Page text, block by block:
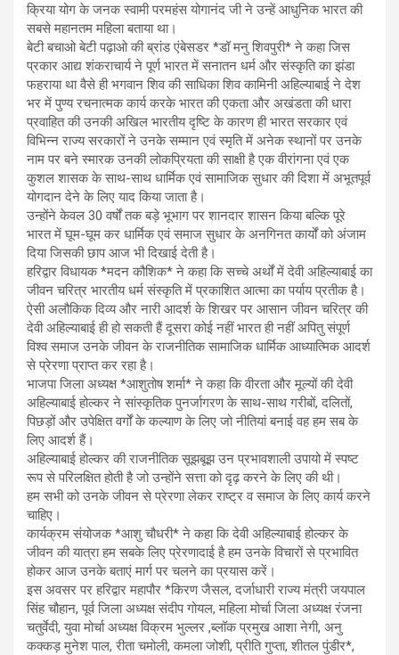
क्रिया योग के जनक स्वामी परमहंस योगानंद जी ने उन्हें आधुनिक भारत की
सबसे महानतम महिला बताया था।
बेटी बचाओ बेटी पढ़ाओ की ब्रांड एंबेसडर *डॉ मनु शिवपुरी* ने कहा जिस
प्रकार आद्य शंकराचार्य ने पूर्ण भारत में सनातन धर्म और संस्कृति का झंडा
फहराया था वैसे ही भगवान शिव की साधिका शिव कामिनी अहिल्याबाई ने देश
भर में पुण्य रचनात्मक कार्य करके भारत की एकता और अखंडता की धारा
प्रवाहित की उनकी अखिल भारतीय दृष्टि के कारण ही भारत सरकार एवं
विभिन्न राज्य सरकारों ने उनके सम्मान एवं स्मृति में अनेक स्थानों पर उनके
नाम पर बने स्मारक उनकी लोकप्रियता की साक्षी है एक वीरांगना एवं एक
कुशल शासक के साथ-साथ धार्मिक एवं सामाजिक सुधार की दिशा में अभूतपूर्व
योगदान देने के लिए याद किया जाता है।
उन्होंने केवल 30 वर्षों तक बड़े भूभाग पर शानदार शासन किया बल्कि पूरे
भारत में घूम-घूम कर धार्मिक एवं समाज सुधार के अनगिनत कार्यों को अंजाम
दिया जिसकी छाप आज भी दिखाई देती है।
हरिद्वार विधायक *मदन कौशिक* ने कहा कि सच्चे अर्थों में देवी अहिल्याबाई का
जीवन चरित्र भारतीय धर्म संस्कृति में प्रकाशित आत्मा का पर्याय प्रतीक है।
ऐसी अलौकिक दिव्य और नारी आदर्श के शिखर पर आसान जीवन चरित्र की
देवी अहिल्याबाई ही हो सकती हैं दूसरा कोई नहीं भारत ही नहीं अपितु संपूर्ण
विश्व समाज उनके जीवन के राजनीतिक सामाजिक धार्मिक आध्यात्मिक आदर्श
से प्रेरणा प्राप्त कर रहा है।
भाजपा जिला अध्यक्ष *आशुतोष शर्मा* ने कहा कि वीरता और मूल्यों की देवी
अहिल्याबाई होल्कर ने सांस्कृतिक पुनर्जागरण के साथ-साथ गरीबों, दलितों,
पिछड़ों और उपेक्षित वर्गों के कल्याण के लिए जो नीतियां बनाई वह हम सब के
लिए आदर्श हैं।
अहिल्याबाई होल्कर की राजनीतिक सूझबूझ उन प्रभावशाली उपायो में स्पष्ट
रूप से परिलक्षित होती है जो उन्होंने सत्ता को दृढ़ करने के लिए की थी।
हम सभी को उनके जीवन से प्रेरणा लेकर राष्ट्र व समाज के लिए कार्य करने
चाहिए।
कार्यक्रम संयोजक *आशु चौधरी* ने कहा कि देवी अहिल्याबाई होल्कर के
जीवन की यात्रा हम सबके लिए प्रेरणादाई है हम उनके विचारों से प्रभावित
होकर आज उनके बताएं मार्ग पर चलने का प्रयास करें।
इस अवसर पर हरिद्वार महापौर *किरण जैसल, दर्जाधारी राज्य मंत्री जयपाल
सिंह चौहान, पूर्व जिला अध्यक्ष संदीप गोयल, महिला मोर्चा जिला अध्यक्ष रंजना
चतुर्वेदी, युवा मोर्चा अध्यक्ष विक्रम भुल्लर ,ब्लॉक प्रमुख आशा नेगी, अनु
कक्कड़ मुनेश पाल, रीता चमोली, कमला जोशी, प्रीति गुप्ता, शीतल पुंडीर*,